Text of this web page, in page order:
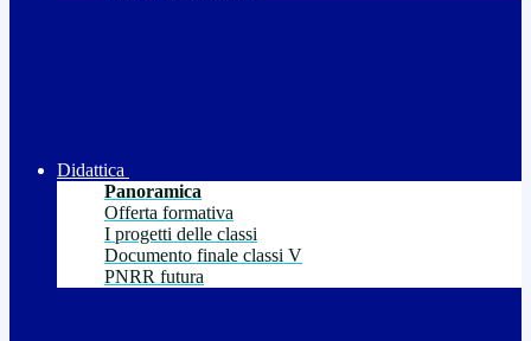
Didattica
Panoramica
Offerta formativa
I progetti delle classi
Documento finale classi V
PNRR futura